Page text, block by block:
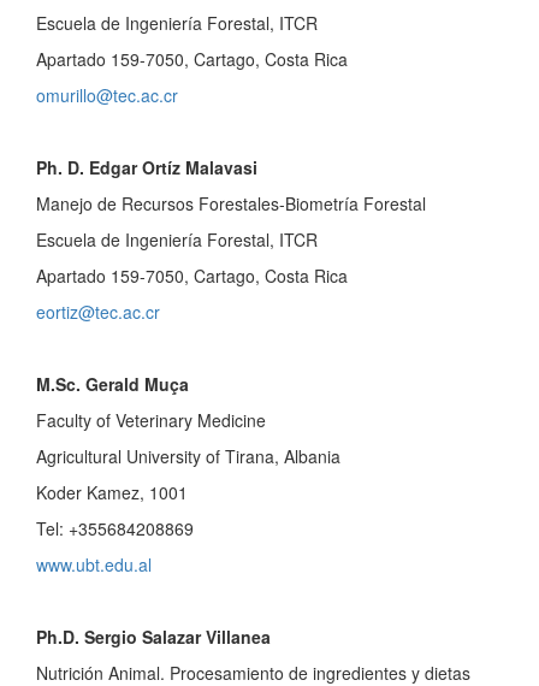
Escuela de Ingeniería Forestal, ITCR
Apartado 159-7050, Cartago, Costa Rica
omurillo@tec.ac.cr
Ph. D. Edgar Ortíz Malavasi
Manejo de Recursos Forestales-Biometría Forestal
Escuela de Ingeniería Forestal, ITCR
Apartado 159-7050, Cartago, Costa Rica
eortiz@tec.ac.cr
M.Sc. Gerald Muça
Faculty of Veterinary Medicine
Agricultural University of Tirana, Albania
Koder Kamez, 1001
Tel: +355684208869
www.ubt.edu.al
Ph.D. Sergio Salazar Villanea
Nutrición Animal. Procesamiento de ingredientes y dietas